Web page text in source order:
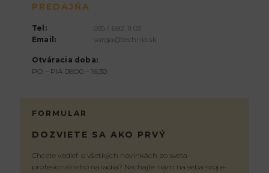
PREDAJŇA
Tel:
035 / 692 11 03
Email:
varga@technia.sk
Otváracia doba:
PO – PIA 08:00 – 16:30
FORMULAR
DOZVIETE SA AKO PRVÝ
Chcete vedieť o všetkých novinkách zo sveta
profesionálneho náradia? Nechajte nám na seba svoj e-